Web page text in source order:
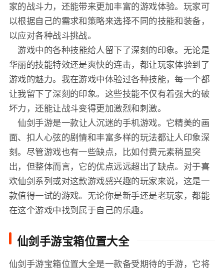
家的战斗力，还能带来更加丰富的游戏体验。玩家可
以根据自己的需求和策略来选择不同的技能和装备，
以应对各种战斗挑战。
游戏中的各种技能给人留下了深刻的印象。无论是
华丽的技能特效还是爽快的连击，都让玩家体验到了
游戏的魅力。我在游戏中体验过各种技能，每一个都
让我留下了深刻的印象。这些技能不仅有着强大的破
坏力，还能让战斗变得更加激烈和刺激。
仙剑手游是一款让人沉迷的手机游戏。它精美的画
面、扣人心弦的剧情和丰富多样的玩法都让人印象深
刻。尽管游戏也有一些缺点，比如付费元素稍显突
出，但整体而言，它的优点远远超出了缺点。对于喜
欢仙剑系列或对这款游戏感兴趣的玩家来说，这是一
款值得一试的游戏。无论你是新手还是老玩家，都能
在这个游戏中找到属于自己的乐趣。
仙剑手游宝箱位置大全
仙剑手游宝箱位置大全是一款备受期待的手游，它将